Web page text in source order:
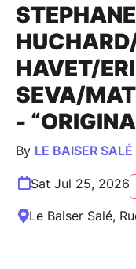
STEPHANE
HAVET/
SEVA/
-
By LE BAISER SALÉ
Sat Jul 25, 2026
Le Baiser Salé,